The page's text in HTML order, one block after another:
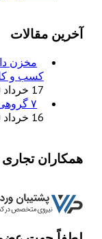
آخرین مقالات
مخزن
کسب و
17 خرداد 1400
۷ گروهی که در شغل خود بیشتر شکست می‌خورند
16 خرداد 1400
همکاران تجاری